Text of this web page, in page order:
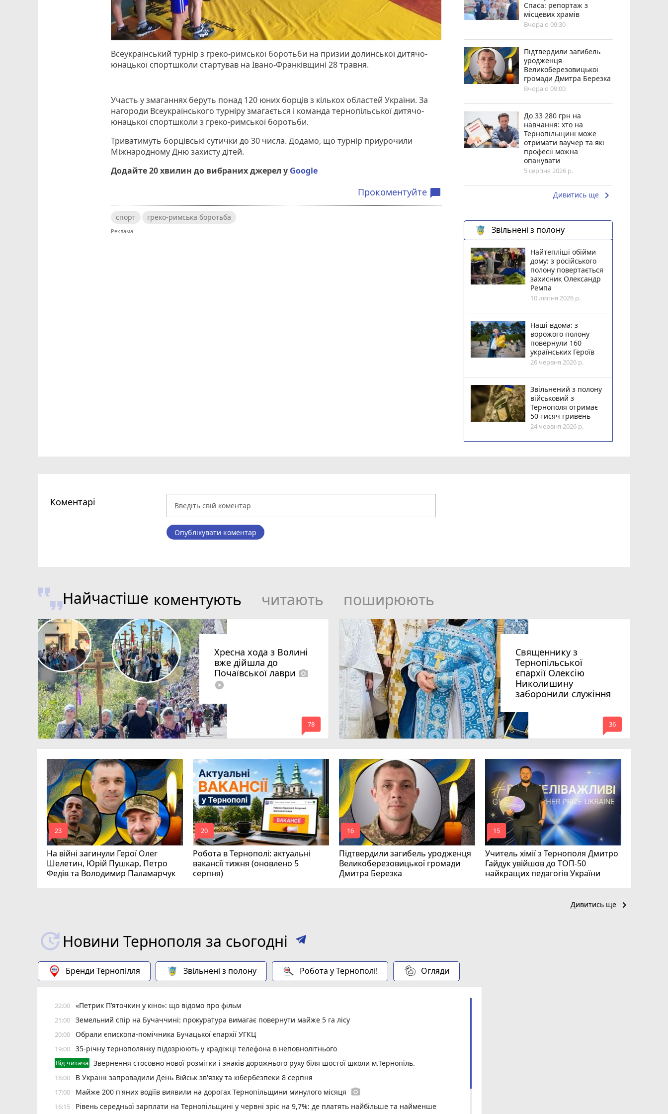
Всеукраїнський турнір з греко-римської боротьби на призии долинської дитячо-
юнацької спортшколи стартував на Івано-Франківщині 28 травня.
Участь у змаганнях беруть понад 120 юних борців з кількох областей України. За
нагороди Всеукраїнського турніру змагається і команда тернопільської дитячо-
юнацької спортшколи з греко-римської боротьби.
Триватимуть борцівські сутички до 30 числа. Додамо, що турнір приурочили
Міжнародному Дню захисту дітей.
Додайте 20 хвилин до вибраних джерел у Google
Прокоментуйте chat_bubble
спорт греко-римська боротьба
Спаса: репортаж з
місцевих храмів
Вчора о 09:30
Підтвердили загибель
уродженця
Великоберезовицької
громади Дмитра Березка
Вчора о 09:00
До 33 280 грн на
навчання: хто на
Тернопільщині може
отримати ваучер та які
професії можна
опанувати
5 серпня 2026 р.
Дивитись ще keyboard_arrow_right
Звільнені з полону
Найтепліші обійми
дому: з російського
полону повертається
захисник Олександр
Ремпа
10 липня 2026 р.
Наші вдома: з
ворожого полону
повернули 160
українських Героїв
26 червня 2026 р.
Звільнений з полону
військовий з
Тернополя отримає
50 тисяч гривень
24 червня 2026 р.
Коментарі
Опублікувати коментар
Найчастіше коментують читають поширюють
Хресна хода з Волині
вже дійшла до
Почаївської лаври photo_camera
play_circle_filled
mode_comment
78
Священнику з
Тернопільської
єпархії Олексію
Николишину
заборонили служіння
mode_comment
36
На війні загинули Герої Олег
Шелетин, Юрій Пушкар, Петро
Федів та Володимир Паламарчук
mode_comment
23
Робота в Тернополі: актуальні
вакансії тижня (оновлено 5
серпня)
mode_comment
20
Підтвердили загибель уродженця
Великоберезовицької громади
Дмитра Березка
mode_comment
16
Учитель хімії з Тернополя Дмитро
Гайдук увійшов до ТОП-50
найкращих педагогів України
mode_comment
15
Дивитись ще keyboard_arrow_right
Новини Тернополя за сьогодні
Бренди Тернопілля Звільнені з полону Робота у Тернополі! Огляди
22:00 «Петрик П’яточкин у кіно»: що відомо про фільм
21:00 Земельний спір на Бучаччині: прокуратура вимагає повернути майже 5 га лісу
20:00 Обрали єпископа-помічника Бучацької єпархії УГКЦ
19:00 35-річну тернополянку підозрюють у крадіжці телефона в неповнолітнього
Від читача Звернення стосовно нової розмітки і знаків дорожнього руху біля шостої школи м.Тернопіль.
18:00 В Україні запровадили День Військ зв'язку та кібербезпеки 8 серпня
17:00 Майже 200 п'яних водіїв виявили на дорогах Тернопільщини минулого місяця photo_camera
16:15 Рівень середньої зарплати на Тернопільщині у червні зріс на 9,7%: де платять найбільше та найменше